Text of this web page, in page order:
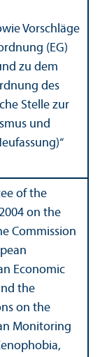
Vorschläge
(EG)
zu dem
des
Stelle zur
und
of the
on the
Commission
Economic
the
on the
Monitoring